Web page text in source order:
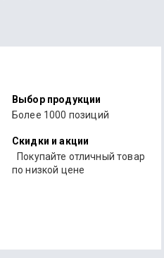
Выбор продукции
Более 1000 позиций
Скидки и акции
Покупайте отличный товар
по низкой цене